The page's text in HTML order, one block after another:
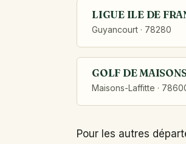
LIGUE ILE DE
Guyancourt · 78280
GOLF DE
Maisons-Laffitte ·
Pour les autres